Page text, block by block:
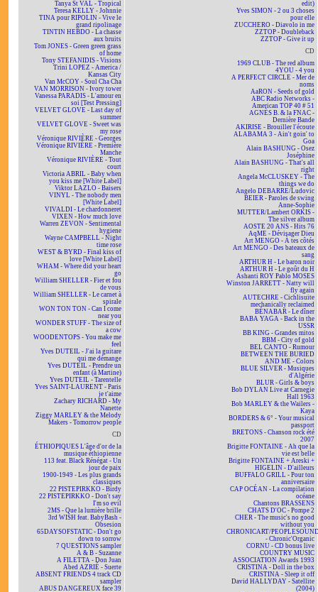
Tanya St VAL - Tropical
Teresa KELLY - Johnnie
TINA pour RIPOLIN - Vive le
grand ripolinage
TINTIN HEBDO - La chasse
aux bruits
Tom JONES - Green green grass
of home
Tony STEFANIDIS - Visions
Trini LOPEZ - America /
Kansas City
Van McCOY - Soul Cha Cha
VAN MORRISON - Ivory tower
Vanessa PARADIS - L'amour en
soi [Test Pressing]
VELVET GLOVE - Last day of
summer
VELVET GLOVE - Sweet was
my rose
Véronique RIVIÈRE - Georges
Véronique RIVIÈRE - Première
Manche
Véronique RIVIÈRE - Tout
court
Victoria ABRIL - Baby when
you kiss me [White Label]
Viktor LAZLO - Baisers
VINYL - The nobody men
[White Label]
VIVALDI - Le chardonneret
VIXEN - How much love
Warren ZEVON - Sentimental
hygiene
Wayne CAMPBELL - Night
time rose
WEST & BYRD - Final kiss of
love [White Label]
WHAM - Where did your heart
go
William SHELLER - Fier et fou
de vous
William SHELLER - Le carnet à
spirale
WON TON TON - Can I come
near you
WONDER STUFF - The size of
a cow
WOODENTOPS - You make me
feel
Yves DUTEIL - J'ai la guitare
qui me démange
Yves DUTEIL - Prendre un
enfant (à Martine)
Yves DUTEIL - Tarentelle
Yves SAINT-LAURENT - Paris
je t'aime
Zachary RICHARD - My
Nanette
Ziggy MARLEY & the Melody
Makers - Tomorrow people
CD
ÉTHIOPIQUES L'âge d'or de la
musique éthiopienne
113 feat. Black Rénégat - Un
jour de paix
1900-1949 - Les plus grands
classiques
22 PISTEPIRKKO - Birdy
22 PISTEPIRKKO - Don't say
I'm so evil
2MS - Que la lumière brille
3rd WISH feat. BabyBash -
Obsesion
65DAYSOFSTATIC - Don't go
down to sorrow
7 QUESTIONS sampler
A & B - Suzanne
A FILETTA - Don Juan
Abed AZRIÉ - Suerte
ABSENT FRIENDS 4 track CD
sampler
ABUS DANGEREUX face 39
edit)
Yves SIMON - 2 ou 3 choses
pour elle
ZUCCHERO - Diavolo in me
ZZTOP - Doubleback
ZZTOP - Give it up
CD
1969 CLUB - The red album
4YOU - 4 you
A PERFECT CIRCLE - Mer de
noms
AaRON - Seeds of gold
ABC Radio Networks -
American TOP 40 # 51
AGNÈS B. & la FNAC -
Dernière Bande
AKIRISE - Brouiller l'écoute
ALABAMA 3 - Ain't goin' to
Goa
Alain BASHUNG - Osez
Joséphine
Alain BASHUNG - That's all
right
Angela McCLUSKEY - The
things we do
Angelo DEBARRE/Ludovic
BEIER - Paroles de swing
Anne-Sophie
MUTTER/Lambert ORKIS -
The silver album
AOSTE 20 ANS - Hits 76
AqME - Dévisager Dieu
Art MENGO - À tes côtés
Art MENGO - Des bateaux de
sang
ARTHUR H - Le baron noir
ARTHUR H - Le goût du H
Ashanti ROY Pablo MOSES
Winston JARRETT - Natty will
fly again
AUTECHRE - Cichlisuite
mechanically reclaimed
BÉNABAR - Le dîner
BABA YAGA - Back in the
USSR
BB KING - Grandes mitos
BBM - City of gold
BEL CANTO - Rumour
BETWEEN THE BURIED
AND ME - Colors
BLUE SILVER - Musiques
d'Algérie
BLUR - Girls & boys
Bob DYLAN Live at Carnegie
Hall 1963
Bob MARLEY & the Wailers -
Kaya
BORDERS & 6° - Your musical
passport
BRETONS - Chanson rock été
2007
Brigitte FONTAINE - Ah que la
vie est belle
Brigitte FONTAINE + Areski +
HIGELIN - D'ailleurs
BUFFALO GRILL - Pour ton
anniversaire
CAP OCÉAN - La compilation
océane
Chantons BRASSENS
CHATS D'OC - Pompe 2
CHER - The music's no good
without you
CHRONICART/
- Chronic'Organic
CORNU - CD bonus live
COUNTRY MUSIC
ASSOCIATION Awards 1993
CRISTINA - Doll in the box
CRISTINA - Sleep it off
David HALLYDAY - Satellite
(2004)